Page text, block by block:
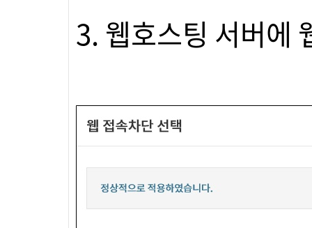
3. 웹호스팅 서버에